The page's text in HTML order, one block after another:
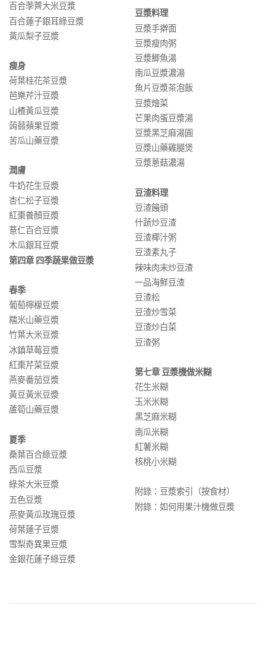
百合荸薺大米豆漿
百合蓮子銀耳綠豆漿
黃瓜梨子豆漿
瘦身
荷葉桂花茶豆漿
芭樂芹汁豆漿
山楂黃瓜豆漿
蒟蒻蘋果豆漿
苦瓜山藥豆漿
潤膚
牛奶花生豆漿
杏仁松子豆漿
紅棗養顏豆漿
薏仁百合豆漿
木瓜銀耳豆漿
第四章 四季蔬果做豆漿
春季
葡萄檸檬豆漿
糯米山藥豆漿
竹葉大米豆漿
冰鎮草莓豆漿
紅棗芹菜豆漿
燕麥番茄豆漿
黃豆黃米豆漿
蘆筍山藥豆漿
夏季
桑葉百合綠豆漿
西瓜豆漿
綠茶大米豆漿
五色豆漿
燕麥黃瓜玫瑰豆漿
荷葉蓮子豆漿
雪梨奇異果豆漿
金銀花蓮子綠豆漿
豆漿料理
豆漿手擀面
豆漿瘦肉粥
豆漿鯽魚湯
南瓜豆漿濃湯
魚片豆漿茶泡飯
豆漿燴菜
芒果肉蛋豆漿湯
豆漿黑芝麻湯圓
豆漿山藥雞腿煲
豆漿蔥菇濃湯
豆渣料理
豆渣饅頭
什蔬炒豆渣
豆渣椰汁粥
豆渣素丸子
辣味肉末炒豆渣
一品海鮮豆渣
豆渣松
豆渣炒雪菜
豆渣炒白菜
豆渣粥
第七章 豆漿機做米糊
花生米糊
玉米米糊
黑芝麻米糊
南瓜米糊
紅薯米糊
核桃小米糊
附錄：豆漿索引（按食材）
附錄：如何用果汁機做豆漿